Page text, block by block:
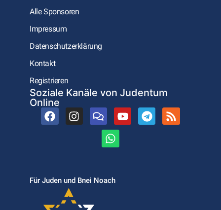
Alle Sponsoren
Impressum
Datenschutzerklärung
Kontakt
Registrieren
Soziale Kanäle von Judentum
Online
Für Juden und Bnei Noach